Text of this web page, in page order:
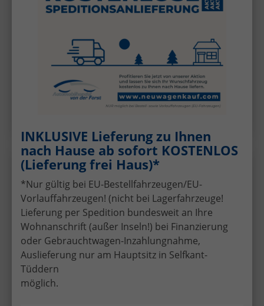
5-türig, 110 kW (150 PS), 1.498 cm³, Automatik,
CO₂-Emission kombiniert 133.00 g/km (WLTP), CO₂-
Klasse D, Außenfarbe: Grenadillschwarz Metallic,
Zustand, Fahrfähigkeit: fahrtauglich, Garantieleistung:
Fahrzeuggarantie, Nichtraucher-Fahrzeug, Zustand:
unfallfrei, Fahrzeugnr.: 72456
Details
Volkswagen T-Roc
1.5 eTSI 110 kW Life 1.5 eTSI Life DSG ACC Sunset GV5
neues Modell
INKLUSIVE Lieferung zu Ihnen
nach Hause ab sofort KOSTENLOS
(Lieferung frei Haus)*
*Nur gültig bei EU-Bestellfahrzeugen/EU-
Vorlauffahrzeugen! (nicht bei Lagerfahrzeuge!
Lieferung per Spedition bundesweit an Ihre
Wohnanschrift (außer Inseln!) bei Finanzierung
oder Gebrauchtwagen-Inzahlungnahme,
Auslieferung nur am Hauptsitz in Selfkant-
Tüddern
möglich.